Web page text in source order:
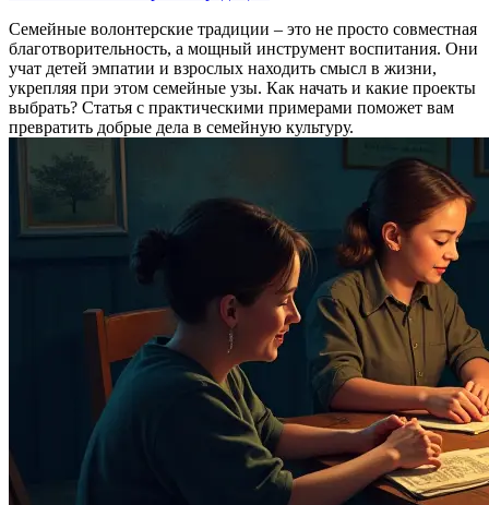
Семейные волонтерские традиции – это не просто совместная
благотворительность, а мощный инструмент воспитания. Они
учат детей эмпатии и взрослых находить смысл в жизни,
укрепляя при этом семейные узы. Как начать и какие проекты
выбрать? Статья с практическими примерами поможет вам
превратить добрые дела в семейную культуру.